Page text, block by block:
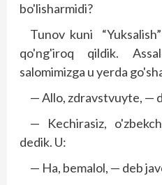
bo'lisharmidi?
Tunov kuni
qo'ng'iroq qildik.
salomimizga u yerda
— Allo, zdravstvuyte, —
— Kechirasiz,
dedik. U:
— Ha, bemalol, — deb